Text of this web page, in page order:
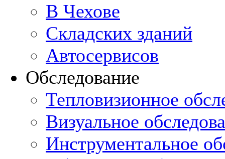
В Чехове
Складских зданий
Автосервисов
Обследование
Тепловизионное
Визуальное
Инструментальное